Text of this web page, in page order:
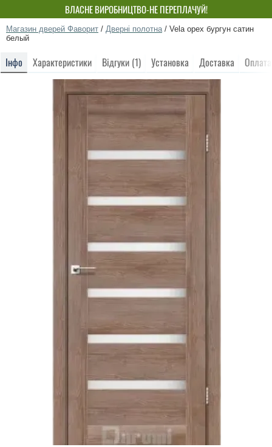
ВЛАСНЕ ВИРОБНИЦТВО-НЕ ПЕРЕПЛАЧУЙ!
Магазин дверей Фаворит / Дверні полотна / Vela орех бургун сатин
белый
Інфо Характеристики Відгуки (1) Установка Доставка Оплата